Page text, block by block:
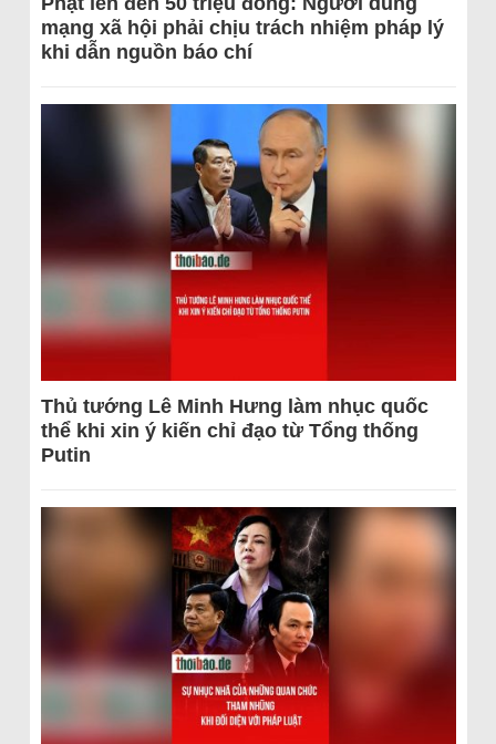
mạng xã hội phải chịu trách nhiệm pháp lý
khi dẫn nguồn báo chí
Thủ tướng Lê Minh Hưng làm nhục quốc
thể khi xin ý kiến chỉ đạo từ Tổng thống
Putin